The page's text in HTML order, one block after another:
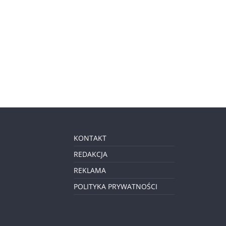
KONTAKT
REDAKCJA
REKLAMA
POLITYKA PRYWATNOŚCI